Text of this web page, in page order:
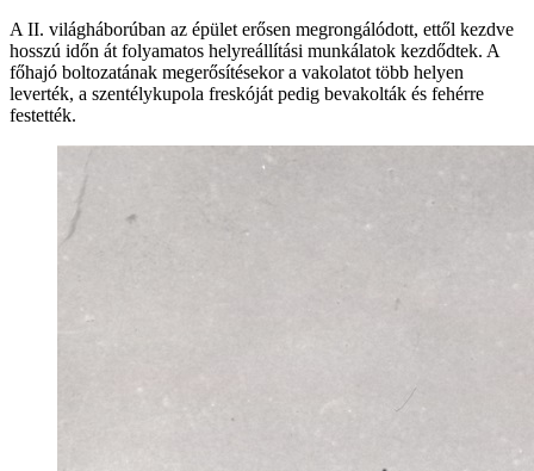
A II. világháborúban az épület erősen megrongálódott, ettől kezdve
hosszú időn át folyamatos helyreállítási munkálatok kezdődtek. A
főhajó boltozatának megerősítésekor a vakolatot több helyen
leverték, a szentélykupola freskóját pedig bevakolták és fehérre
festették.